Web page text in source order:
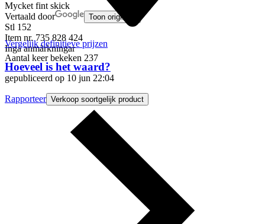
Mycket fint skick
Stl 152
Inga anmärkningar
Vertaald door Toon origineel
Item nr. 735 828 424
Aantal keer bekeken 237
gepubliceerd op 10 jun 22:04
Rapporteer Verkoop soortgelijk product
Vergelijk definitieve prijzen
Hoeveel is het waard?